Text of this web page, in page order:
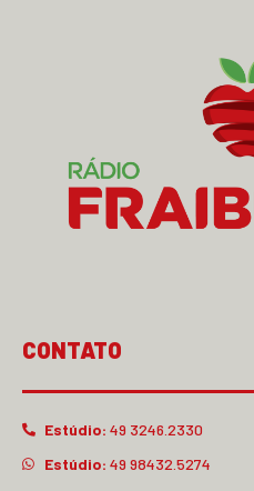
CONTATO
Estúdio: 49 3246.2330
Estúdio: 49 98432.5274